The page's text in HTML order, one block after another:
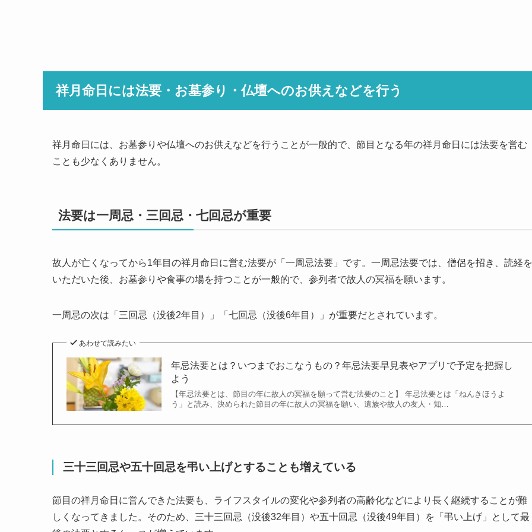
祥月命日には法要・お墓参り・仏壇へのお供えなどを行う
祥月命日には、お墓参りや仏壇へのお供えなどを行うことが一般的で、節目となる年の祥月命日には法要を営む
ことも少なくありません。
法要は一周忌・三回忌・七回忌が重要
故人が亡くなってから1年目の祥月命日に営む法要が「一周忌法要」です。一周忌法要では、僧侶を招き、読経を
いただいた後、お墓参りや食事の場を持つことが一般的で、参列者で故人の冥福を願います。
一周忌の次は「三回忌（没後2年目）」「七回忌（没後6年目）」が重要だとされています。
あわせて読みたい
年忌法要とは？いつまでおこなうもの？年忌法要早見表やアプリで予定を把握し
よう
【年忌法要とは、節目の年に故人の冥福を願って営む法要のこと】 年忌法要とは「ねんきほうよ
う」と読み、決められた節目の年に故人の冥福を願い、遺族や故人の友人・知…
三十三回忌や五十回忌を弔い上げとすることも増えている
節目の祥月命日に営んできた法要も、ライフスタイルの変化や参列者の高齢化などにより長く継続することが難
しくなってきました。そのため、三十三回忌（没後32年目）や五十回忌（没後49年目）を「弔い上げ」として最